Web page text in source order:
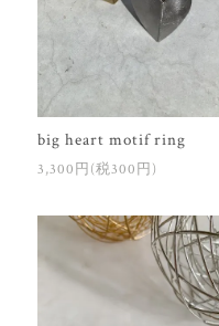
big heart motif ring
3,300円(税300円)